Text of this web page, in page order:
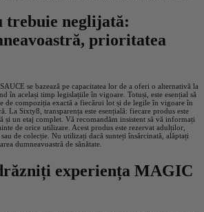
trebuie neglijată:
prioritatea
se bazează pe capacitatea lor de a oferi o alternativă la
în același timp legislațiile în vigoare. Totuși, este esențial să
de compoziția exactă a fiecărui lot și de legile în vigoare în
La Sixty8, transparența este esențială: fiecare produs este
și un etaj complet. Vă recomandăm insistent să vă informați
de orice utilizare. Acest produs este rezervat adulților,
de colecție. Nu utilizați dacă sunteți însărcinată, alăptați
dumneavoastră de sănătate.
experiența MAGIC